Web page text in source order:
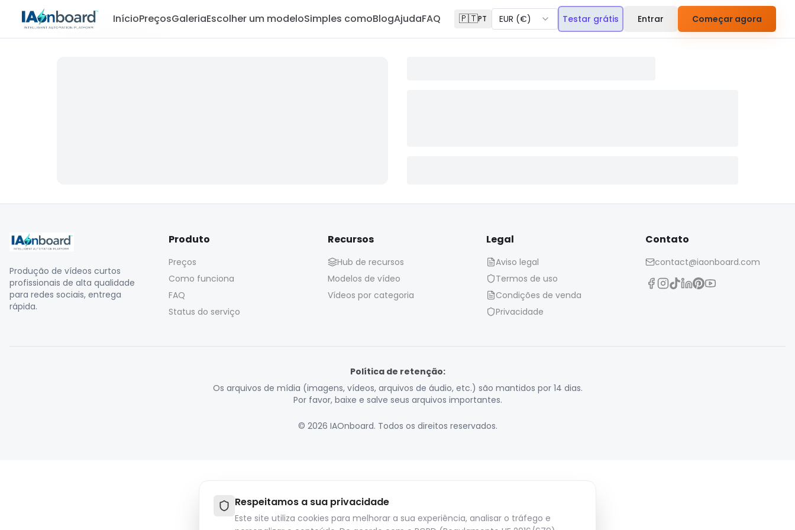
Respeitamos a sua privacidade
Este site utiliza cookies para melhorar a sua experiência, analisar o tráfego e
InícioPreçosGaleriaEscolher um modeloSimples comoBlogAjudaFAQ 🇵🇹PT EUR (€) Testar grátis Entrar Começar agora
Produção de vídeos curtos
profissionais de alta qualidade
para redes sociais, entrega
rápida.
Produto
Preços
Como funciona
FAQ
Status do serviço
Recursos
Hub de recursos
Modelos de vídeo
Vídeos por categoria
Legal
Aviso legal
Termos de uso
Condições de venda
Privacidade
Contato
contact@iaonboard.com
Política de retenção:
Os arquivos de mídia (imagens, vídeos, arquivos de áudio, etc.) são mantidos por 14 dias.
Por favor, baixe e salve seus arquivos importantes.
© 2026 IAOnboard. Todos os direitos reservados.